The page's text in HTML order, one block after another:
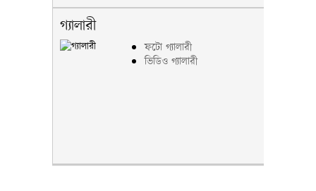
গ্যালারী
ফটো গ্যালারী
ভিডিও গ্যালারী